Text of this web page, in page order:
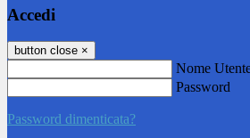
Accedi
button close ×
Nome
Password
Password dimenticata?